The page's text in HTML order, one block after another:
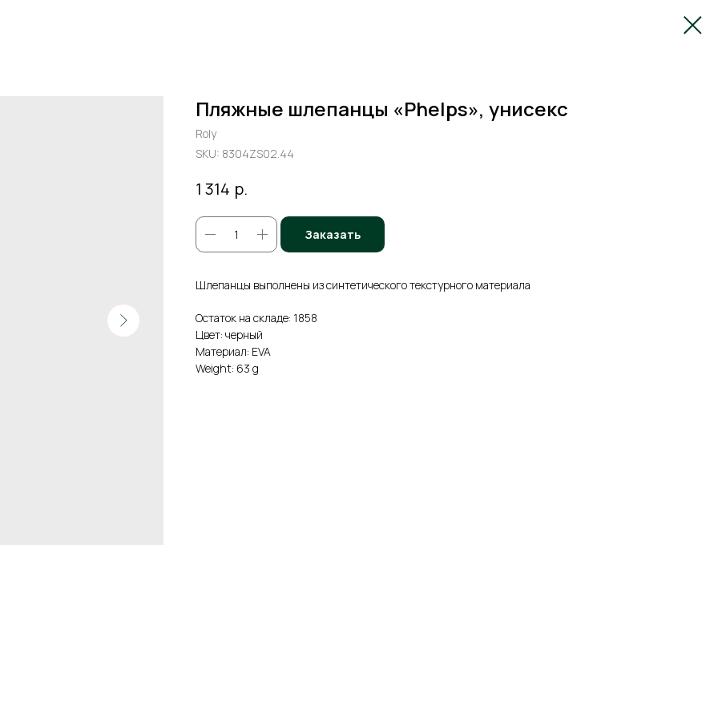
Пляжные шлепанцы «Phelps», унисекс
Roly
SKU: 8304ZS02.44
1 314 р.
Заказать
Шлепанцы выполнены из синтетического текстурного материала
Остаток на складе: 1858
Цвет: черный
Материал: EVA
Weight: 63 g